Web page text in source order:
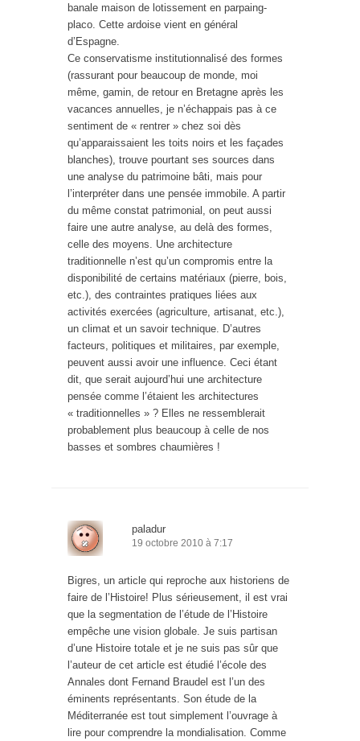
banale maison de lotissement en parpaing-
placo. Cette ardoise vient en général
d’Espagne.
Ce conservatisme institutionnalisé des formes
(rassurant pour beaucoup de monde, moi
même, gamin, de retour en Bretagne après les
vacances annuelles, je n’échappais pas à ce
sentiment de « rentrer » chez soi dès
qu’apparaissaient les toits noirs et les façades
blanches), trouve pourtant ses sources dans
une analyse du patrimoine bâti, mais pour
l’interpréter dans une pensée immobile. A partir
du même constat patrimonial, on peut aussi
faire une autre analyse, au delà des formes,
celle des moyens. Une architecture
traditionnelle n’est qu’un compromis entre la
disponibilité de certains matériaux (pierre, bois,
etc.), des contraintes pratiques liées aux
activités exercées (agriculture, artisanat, etc.),
un climat et un savoir technique. D’autres
facteurs, politiques et militaires, par exemple,
peuvent aussi avoir une influence. Ceci étant
dit, que serait aujourd’hui une architecture
pensée comme l’étaient les architectures
« traditionnelles » ? Elles ne ressemblerait
probablement plus beaucoup à celle de nos
basses et sombres chaumières !
paladur
19 octobre 2010 à 7:17
Bigres, un article qui reproche aux historiens de
faire de l’Histoire! Plus sérieusement, il est vrai
que la segmentation de l’étude de l’Histoire
empêche une vision globale. Je suis partisan
d’une Histoire totale et je ne suis pas sûr que
l’auteur de cet article est étudié l’école des
Annales dont Fernand Braudel est l’un des
éminents représentants. Son étude de la
Méditerranée est tout simplement l’ouvrage à
lire pour comprendre la mondialisation. Comme